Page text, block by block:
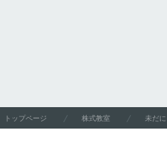
トップページ 株式教室 未だ